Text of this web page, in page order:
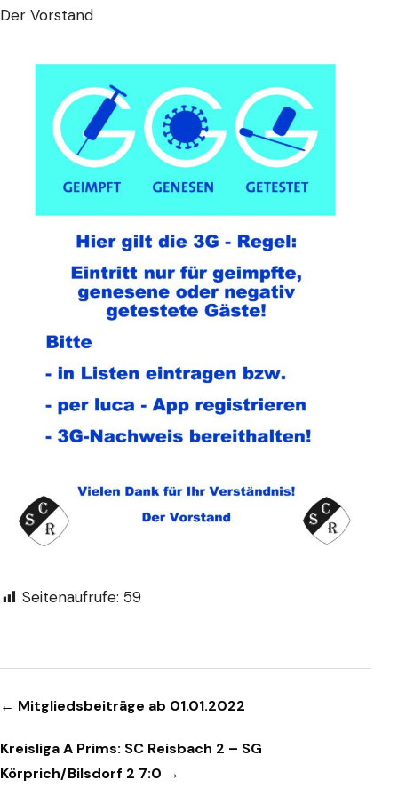
Der Vorstand
Seitenaufrufe: 59
Beitragsnavigation
← Mitgliedsbeiträge ab 01.01.2022
Kreisliga A Prims: SC Reisbach 2 – SG
Körprich/Bilsdorf 2 7:0 →